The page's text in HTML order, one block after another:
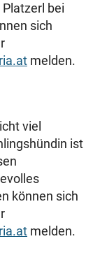
bei
sich
melden.
viel
ist
können sich
melden.